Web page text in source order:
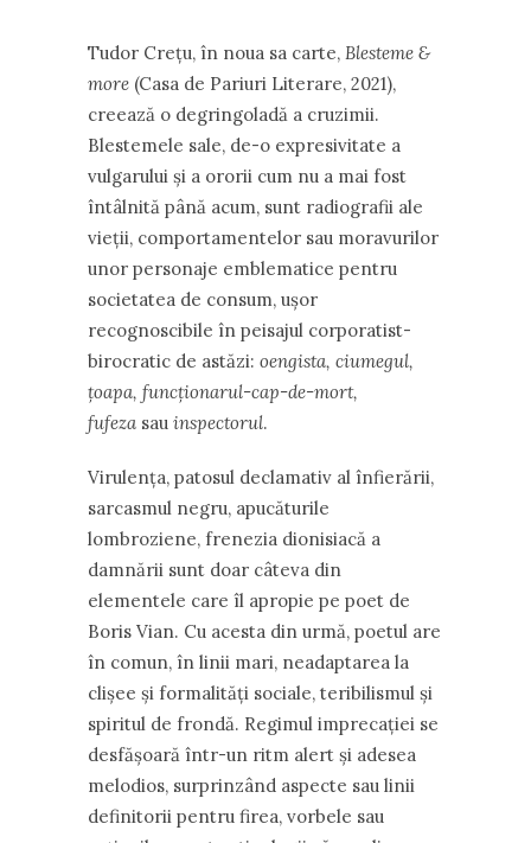
Tudor Crețu, în noua sa carte, Blesteme &
more (Casa de Pariuri Literare, 2021),
creează o degringoladă a cruzimii.
Blestemele sale, de-o expresivitate a
vulgarului și a ororii cum nu a mai fost
întâlnită până acum, sunt radiografii ale
vieții, comportamentelor sau moravurilor
unor personaje emblematice pentru
societatea de consum, ușor
recognoscibile în peisajul corporatist-
birocratic de astăzi: oengista, ciumegul,
țoapa, funcționarul-cap-de-mort,
fufeza sau inspectorul.
Virulența, patosul declamativ al înfierării,
sarcasmul negru, apucăturile
lombroziene, frenezia dionisiacă a
damnării sunt doar câteva din
elementele care îl apropie pe poet de
Boris Vian. Cu acesta din urmă, poetul are
în comun, în linii mari, neadaptarea la
clișee și formalități sociale, teribilismul și
spiritul de frondă. Regimul imprecației se
desfășoară într-un ritm alert și adesea
melodios, surprinzând aspecte sau linii
definitorii pentru firea, vorbele sau